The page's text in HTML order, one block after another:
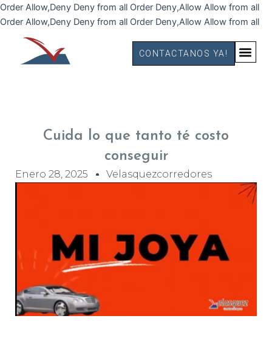
Order Allow,Deny Deny from all Order Deny,Allow Allow from all
Order Allow,Deny Deny from all Order Deny,Allow Allow from all
Ir
al
CONTACTANOS YA!
Cuida lo que tanto té costo
conseguir
Enero 28, 2025 Velasquezcorredores